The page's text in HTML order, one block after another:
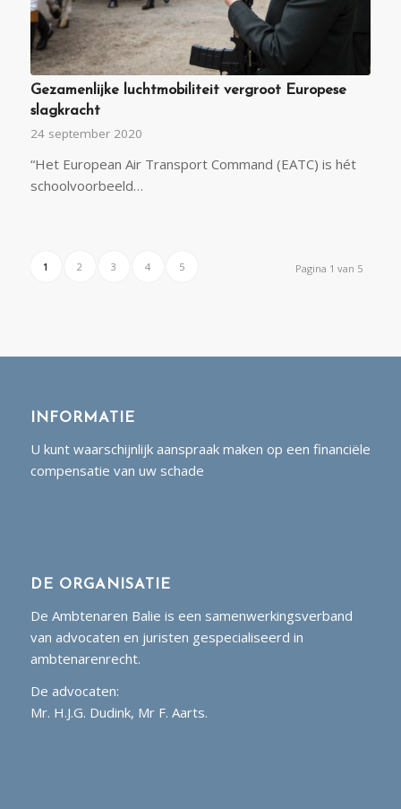
Gezamenlijke luchtmobiliteit vergroot Europese
slagkracht
24 september 2020
“Het European Air Transport Command (EATC) is hét
schoolvoorbeeld…
Pagina 1 van 5
1 2 3 4 5
INFORMATIE
U kunt waarschijnlijk aanspraak maken op een financiële
compensatie van uw schade
DE ORGANISATIE
De Ambtenaren Balie is een samenwerkingsverband
van advocaten en juristen gespecialiseerd in
ambtenarenrecht.
De advocaten:
Mr. H.J.G. Dudink, Mr F. Aarts.